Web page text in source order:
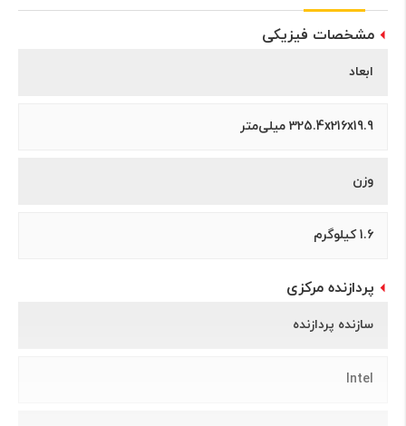
مشخصات فیزیکی
ابعاد
325.4x216x19.9 میلی‌متر
وزن
1.6 کیلوگرم
پردازنده مرکزی
سازنده پردازنده
Intel